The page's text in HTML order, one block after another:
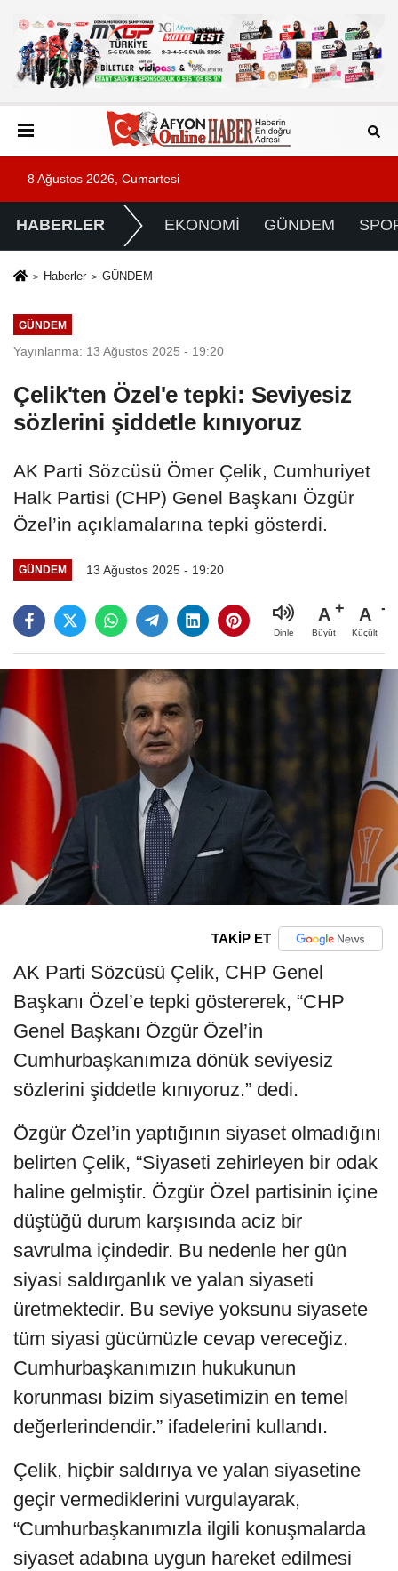
8 Ağustos 2026, Cumartesi
HABERLER EKONOMİ GÜNDEM
Haberler GÜNDEM
GÜNDEM
Yayınlanma: 13 Ağustos 2025 - 19:20
Çelik'ten Özel'e tepki: Seviyesiz
sözlerini şiddetle kınıyoruz
AK Parti Sözcüsü Ömer Çelik, Cumhuriyet
Halk Partisi (CHP) Genel Başkanı Özgür
Özel’in açıklamalarına tepki gösterdi.
GÜNDEM 13 Ağustos 2025 - 19:20
Dinle
A
Büyüt
A
Küçült
TAKİP ET
AK Parti Sözcüsü Çelik, CHP Genel
Başkanı Özel’e tepki göstererek, “CHP
Genel Başkanı Özgür Özel’in
Cumhurbaşkanımıza dönük seviyesiz
sözlerini şiddetle kınıyoruz.” dedi.
Özgür Özel’in yaptığının siyaset olmadığını
belirten Çelik, “Siyaseti zehirleyen bir odak
haline gelmiştir. Özgür Özel partisinin içine
düştüğü durum karşısında aciz bir
savrulma içindedir. Bu nedenle her gün
siyasi saldırganlık ve yalan siyaseti
üretmektedir. Bu seviye yoksunu siyasete
tüm siyasi gücümüzle cevap vereceğiz.
Cumhurbaşkanımızın hukukunun
korunması bizim siyasetimizin en temel
değerlerindendir.” ifadelerini kullandı.
Çelik, hiçbir saldırıya ve yalan siyasetine
geçir vermediklerini vurgulayarak,
“Cumhurbaşkanımızla ilgili konuşmalarda
siyaset adabına uygun hareket edilmesi